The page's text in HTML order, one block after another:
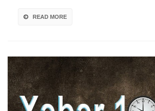
READ MORE